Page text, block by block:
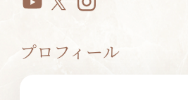
プロフィール